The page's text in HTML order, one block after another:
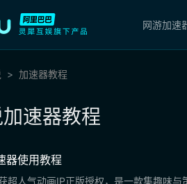
网游加速
加速器教程
速器教程
器使用教程
超人气动画IP正版授权，是一款集趣味